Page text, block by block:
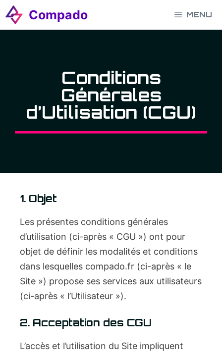
Aller
Compado MENU
Conditions
Générales
d’Utilisation (CGU)
1. Objet
Les présentes conditions générales
d’utilisation (ci-après « CGU ») ont pour
objet de définir les modalités et conditions
dans lesquelles compado.fr (ci-après « le
Site ») propose ses services aux utilisateurs
(ci-après « l’Utilisateur »).
2. Acceptation des CGU
L’accès et l’utilisation du Site impliquent